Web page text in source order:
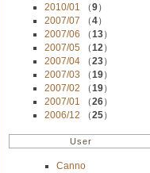
2010/01 （9）
2007/07 （4）
2007/06 （13）
2007/05 （12）
2007/04 （23）
2007/03 （19）
2007/02 （19）
2007/01 （26）
2006/12 （25）
User
Canno